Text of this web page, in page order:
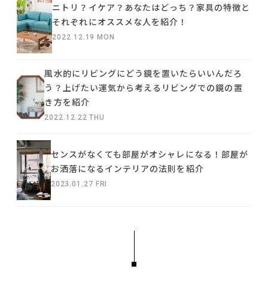
ニトリ？イケア？あなたはどっち？家具の特徴と
それぞれにオススメな人を紹介！
2022.12.19 MON
風水的にリビングにどう鏡を置いたらいいんだろ
う？上げたい運気から考えるリビングでの鏡の置
き方を紹介
2022.12.22 THU
センスがなくても部屋がオシャレになる！部屋が
お洒落になるインテリアの法則を紹介
2023.01.27 FRI